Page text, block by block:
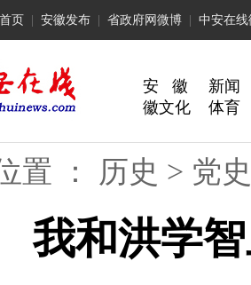
页 安徽发布 省政府网微博 中安在线
安 徽
新闻
徽文化
体育
置 ： 历史 > 党
我和洪学